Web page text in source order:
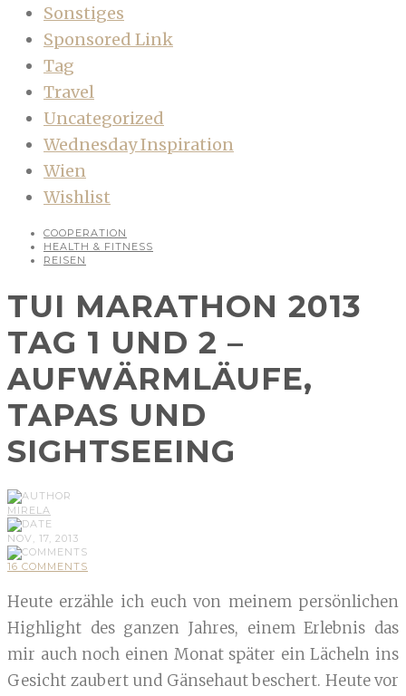
Sonstiges
Sponsored Link
Tag
Travel
Uncategorized
Wednesday Inspiration
Wien
Wishlist
COOPERATION
HEALTH & FITNESS
REISEN
TUI MARATHON 2013
TAG 1 UND 2 –
AUFWÄRMLÄUFE,
TAPAS UND
SIGHTSEEING
MIRELA
NOV, 17, 2013
16 COMMENTS
Heute erzähle ich euch von meinem persönlichen
Highlight des ganzen Jahres, einem Erlebnis das
mir auch noch einen Monat später ein Lächeln ins
Gesicht zaubert und Gänsehaut beschert. Heute vor